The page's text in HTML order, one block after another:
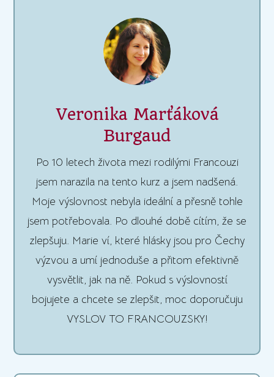
Veronika Marťáková
Burgaud
Po 10 letech života mezi rodilými Francouzi
jsem narazila na tento kurz a jsem nadšená.
Moje výslovnost nebyla ideální a přesně tohle
jsem potřebovala. Po dlouhé době cítím, že se
zlepšuju. Marie ví, které hlásky jsou pro Čechy
výzvou a umí jednoduše a přitom efektivně
vysvětlit, jak na ně. Pokud s výslovností
bojujete a chcete se zlepšit, moc doporučuju
VYSLOV TO FRANCOUZSKY!